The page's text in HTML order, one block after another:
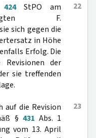
22
424StPO am
F.
sich gegen die
in Höhe
Erfolg. Die
der
sie treffenden
23
auf die Revision
§ 431 Abs. 1
vom 13. April